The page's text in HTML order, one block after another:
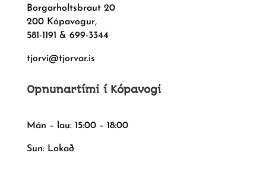
Borgarholtsbraut 20
200 Kópavogur,
581-1191 & 699-3344
tjorvi@tjorvar.is
Opnunartími í Kópavogi
Mán – lau: 15:00 – 18:00
Sun: Lokað